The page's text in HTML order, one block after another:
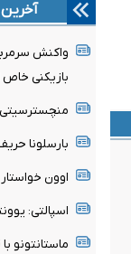
آخرین
واکنش
بازیکنی
منچسترسیتی
بارسلونا
اوون
اسپالتی:
ماستانتونو